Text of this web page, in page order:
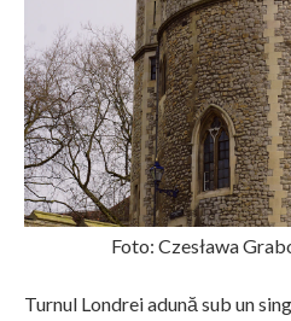
Foto: Czesława
Turnul Londrei adună sub un